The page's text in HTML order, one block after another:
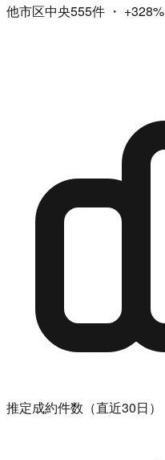
他市区中央555件 ・ +328%
推定成約件数（直近30日）